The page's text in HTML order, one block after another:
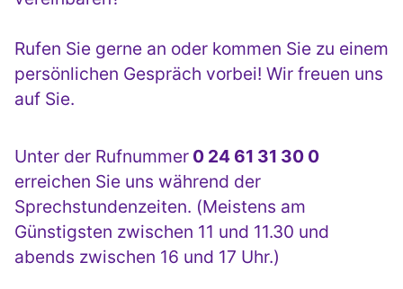
Rufen Sie gerne an oder kommen Sie zu einem
persönlichen Gespräch vorbei! Wir freuen uns
auf Sie.
Unter der Rufnummer 0 24 61 31 30 0
erreichen Sie uns während der
Sprechstundenzeiten. (Meistens am
Günstigsten zwischen 11 und 11.30 und
abends zwischen 16 und 17 Uhr.)